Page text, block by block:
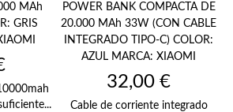
MAh
GRIS
POWER BANK COMPACTA DE
20.000 MAh 33W (CON CABLE
INTEGRADO TIPO-C) COLOR:
AZUL MARCA: XIAOMI
Precio
32,00 €
Cable de corriente integrado